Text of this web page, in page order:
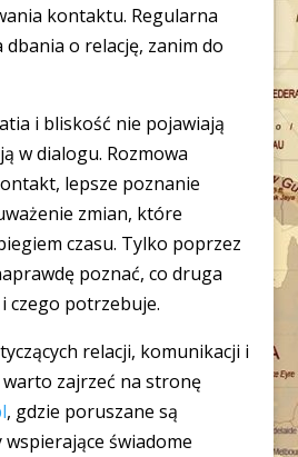
kontaktu. Regularna
o relację, zanim do
i bliskość nie pojawiają
w dialogu. Rozmowa
lepsze poznanie
zmian, które
czasu. Tylko poprzez
poznać, co druga
czego potrzebuje.
relacji, komunikacji i
zajrzeć na stronę
, gdzie poruszane są
świadome